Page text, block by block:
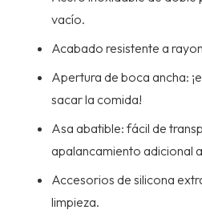
vacío.
Acabado resistente a
Apertura de boca ancha:
sacar la comida!
Asa abatible: fácil de
apalancamiento adicional
Accesorios de silicona
limpieza.